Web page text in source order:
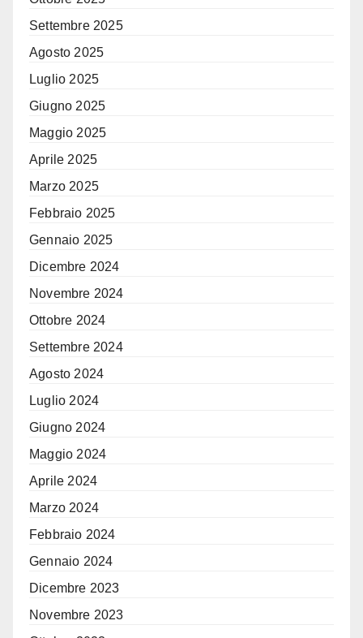
Settembre 2025
Agosto 2025
Luglio 2025
Giugno 2025
Maggio 2025
Aprile 2025
Marzo 2025
Febbraio 2025
Gennaio 2025
Dicembre 2024
Novembre 2024
Ottobre 2024
Settembre 2024
Agosto 2024
Luglio 2024
Giugno 2024
Maggio 2024
Aprile 2024
Marzo 2024
Febbraio 2024
Gennaio 2024
Dicembre 2023
Novembre 2023